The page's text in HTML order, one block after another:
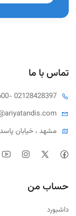
تماس با ما
- 02128428397
tandis.com
مشهد ، خیابان پاسداران،
حساب من
داشبورد